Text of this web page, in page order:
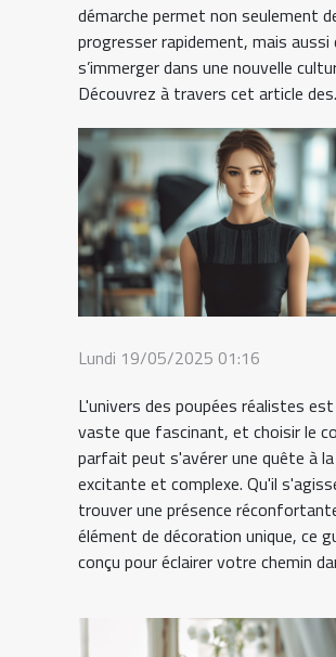
démarche permet non seulement
progresser rapidement, mais aussi
s’immerger dans une nouvelle
Découvrez à travers cet article
Lundi 19/05/2025 01:16
L'univers des poupées réalistes
vaste que fascinant, et choisir le
parfait peut s'avérer une quête à
excitante et complexe. Qu'il
trouver une présence
élément de décoration unique, ce
conçu pour éclairer votre chemin